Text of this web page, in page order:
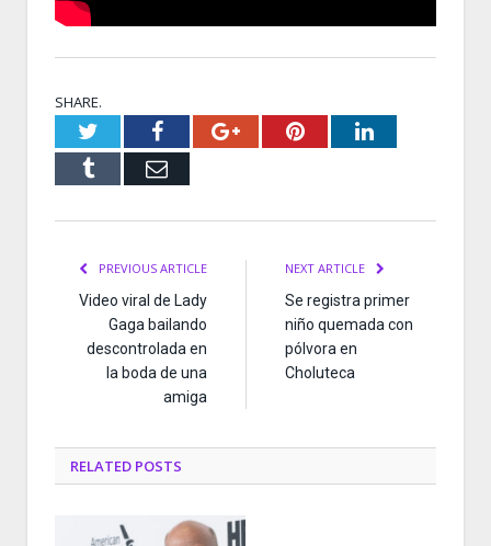
SHARE.
TwitterFacebookGoogle+PinterestLinkedIn
Tumblr Email
PREVIOUS ARTICLE
Video viral de Lady
Gaga bailando
descontrolada en
la boda de una
amiga
NEXT ARTICLE
Se registra primer
niño quemada con
pólvora en
Choluteca
RELATED POSTS